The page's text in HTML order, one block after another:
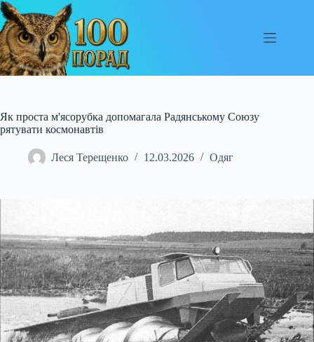
Перейти
до
вмісту
Як проста м'ясорубка допомагала Радянському Союзу
рятувати космонавтів
Леся Терещенко 12.03.2026 Одяг